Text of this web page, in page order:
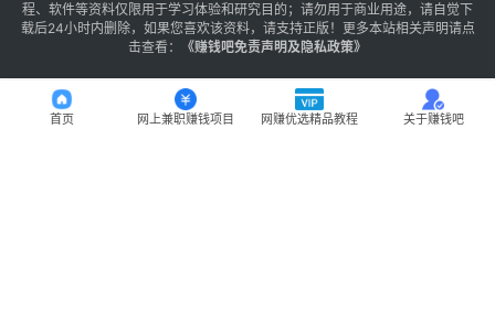
程、软件等资料仅限用于学习体验和研究目的；请勿用于商业用途，请自觉下
载后24小时内删除，如果您喜欢该资料，请支持正版！更多本站相关声明请点
击查看：
《赚钱吧免责声明及隐私政策》
首页 网上兼职赚钱项目 网赚优选精品教程 关于赚钱吧